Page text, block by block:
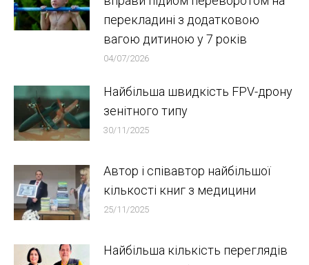
перекладині з додатковою
вагою дитиною у 7 років
04/07/2026
Найбільша швидкість FPV-дрону
зенітного типу
30/11/2025
Автор і співавтор найбільшої
кількості книг з медицини
25/11/2025
Найбільша кількість переглядів